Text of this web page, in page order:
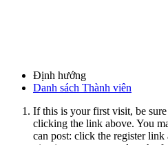
Định hướng
Danh sách Thành viên
If this is your first visit, be
clicking the link above. You
can post: click the register link